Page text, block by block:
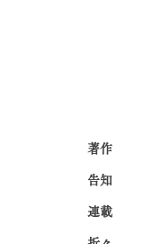
著作
告知
連載